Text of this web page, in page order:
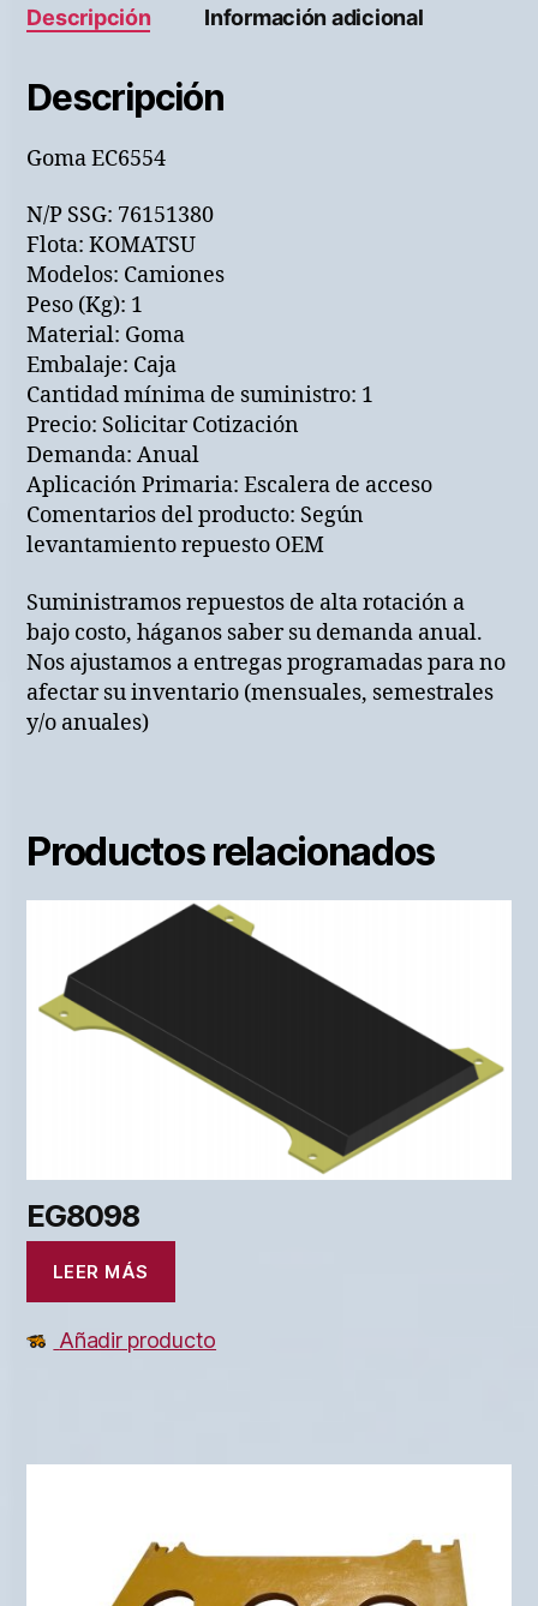
Descripción Información adicional
Descripción
Goma EC6554
N/P SSG: 76151380
Flota: KOMATSU
Modelos: Camiones
Peso (Kg): 1
Material: Goma
Embalaje: Caja
Cantidad mínima de suministro: 1
Precio: Solicitar Cotización
Demanda: Anual
Aplicación Primaria: Escalera de acceso
Comentarios del producto: Según
levantamiento repuesto OEM
Suministramos repuestos de alta rotación a
bajo costo, háganos saber su demanda anual.
Nos ajustamos a entregas programadas para no
afectar su inventario (mensuales, semestrales
y/o anuales)
Productos relacionados
EG8098
LEER MÁS
Añadir producto